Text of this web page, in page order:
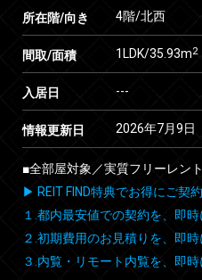
所在階/向き 4階/北西
間取/面積 1LDK/35.93m2
入居日 ---
情報更新日 2026年7月9日
■全部屋対象／実質フリーレン
▶ REIT FIND特典でお得にご契
１.都内最安値での契約を、即時
２.初期費用のお見積りを、即時
３.内覧・リモート内覧を、即時